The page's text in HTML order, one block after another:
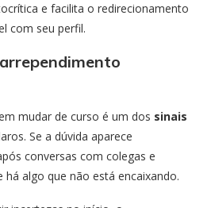
e facilita o redirecionamento
com seu perfil.
mudar de curso é um dos sinais
Se a dúvida aparece
conversas com colegas e
algo que não está encaixando.